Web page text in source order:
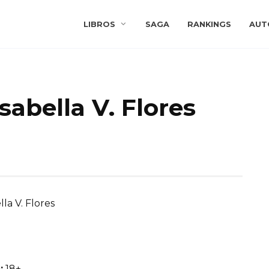
LIBROS SAGA RANKINGS
V. Flores
V. Flores